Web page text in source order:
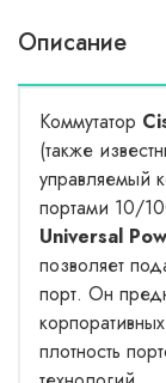
Описание
Коммутатор
(также
управляемый
портами 10/
Universal
позволяет
порт. Он
плотность